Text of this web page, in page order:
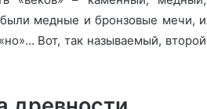
медные и бронзовые мечи, и
Вот, так называемый, второй